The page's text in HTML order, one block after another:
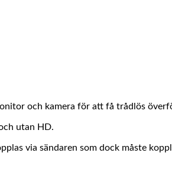
och kamera för att få trådlös
utan HD.
via sändaren som dock måste